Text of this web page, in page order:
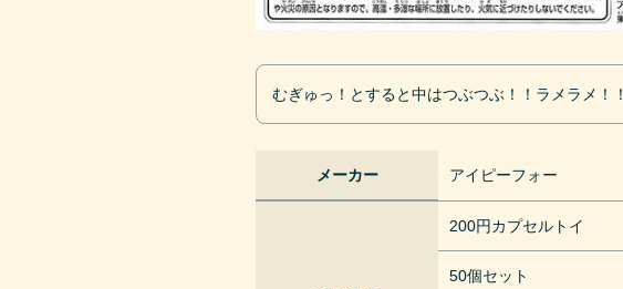
むぎゅっ！とすると中はつぶつぶ！！ラメラメ！！
メーカー アイピーフォー
200円カプセルトイ
50個セット